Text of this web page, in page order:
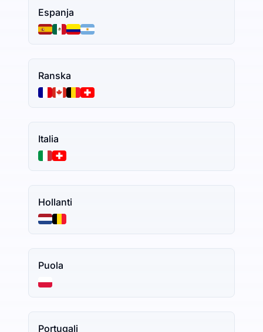
Espanja
Ranska
Italia
Hollanti
Puola
Portugali